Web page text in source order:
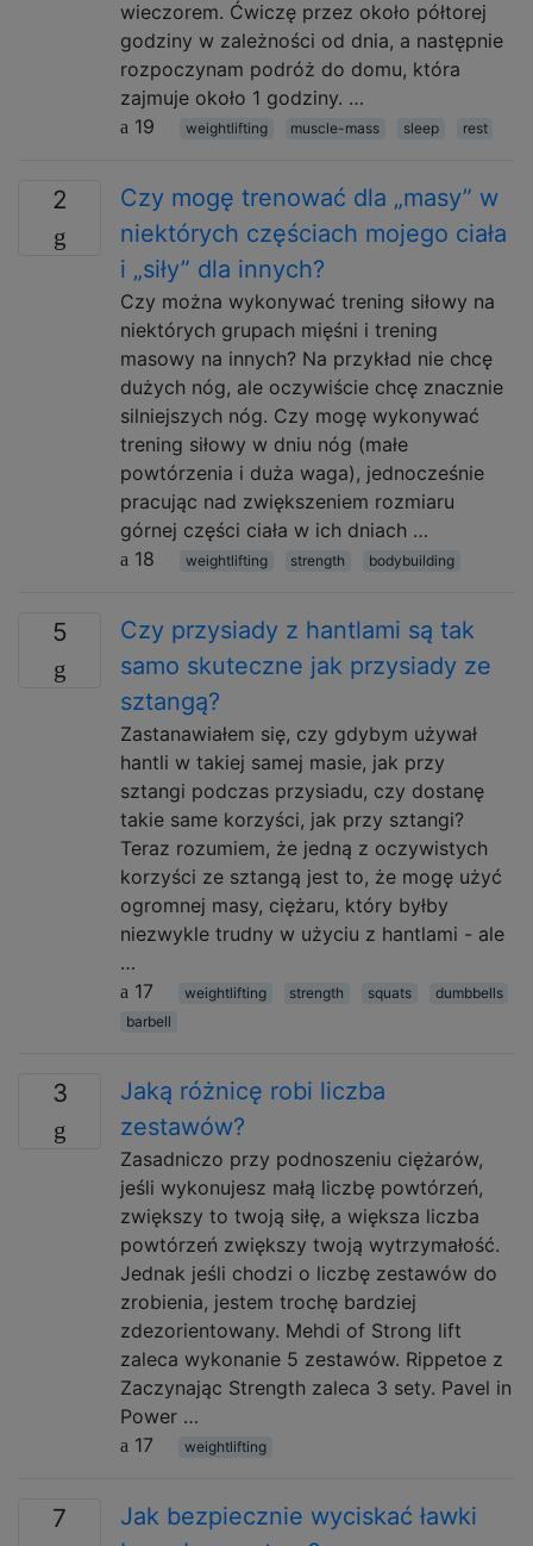
wieczorem. Ćwiczę przez około półtorej
godziny w zależności od dnia, a następnie
rozpoczynam podróż do domu, która
zajmuje około 1 godziny. …
19
weightlifting muscle-mass sleep rest
2
Czy mogę trenować dla „masy” w
niektórych częściach mojego ciała
i „siły” dla innych?
Czy można wykonywać trening siłowy na
niektórych grupach mięśni i trening
masowy na innych? Na przykład nie chcę
dużych nóg, ale oczywiście chcę znacznie
silniejszych nóg. Czy mogę wykonywać
trening siłowy w dniu nóg (małe
powtórzenia i duża waga), jednocześnie
pracując nad zwiększeniem rozmiaru
górnej części ciała w ich dniach …
18
weightlifting strength bodybuilding
5
Czy przysiady z hantlami są tak
samo skuteczne jak przysiady ze
sztangą?
Zastanawiałem się, czy gdybym używał
hantli w takiej samej masie, jak przy
sztangi podczas przysiadu, czy dostanę
takie same korzyści, jak przy sztangi?
Teraz rozumiem, że jedną z oczywistych
korzyści ze sztangą jest to, że mogę użyć
ogromnej masy, ciężaru, który byłby
niezwykle trudny w użyciu z hantlami - ale
…
17
weightlifting strength squats
dumbbells
barbell
3
Jaką różnicę robi liczba
zestawów?
Zasadniczo przy podnoszeniu ciężarów,
jeśli wykonujesz małą liczbę powtórzeń,
zwiększy to twoją siłę, a większa liczba
powtórzeń zwiększy twoją wytrzymałość.
Jednak jeśli chodzi o liczbę zestawów do
zrobienia, jestem trochę bardziej
zdezorientowany. Mehdi of Strong lift
zaleca wykonanie 5 zestawów. Rippetoe z
Zaczynając Strength zaleca 3 sety. Pavel in
Power …
17
weightlifting
7
Jak bezpiecznie wyciskać ławki